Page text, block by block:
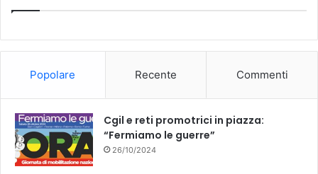
k
Popolare Recente Commenti
Cgil e reti promotrici in piazza:
“Fermiamo le guerre”
26/10/2024